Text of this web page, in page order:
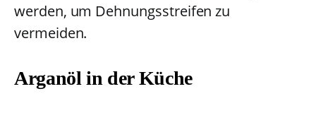
werden, um Dehnungsstreifen zu
vermeiden.
Arganöl in der Küche